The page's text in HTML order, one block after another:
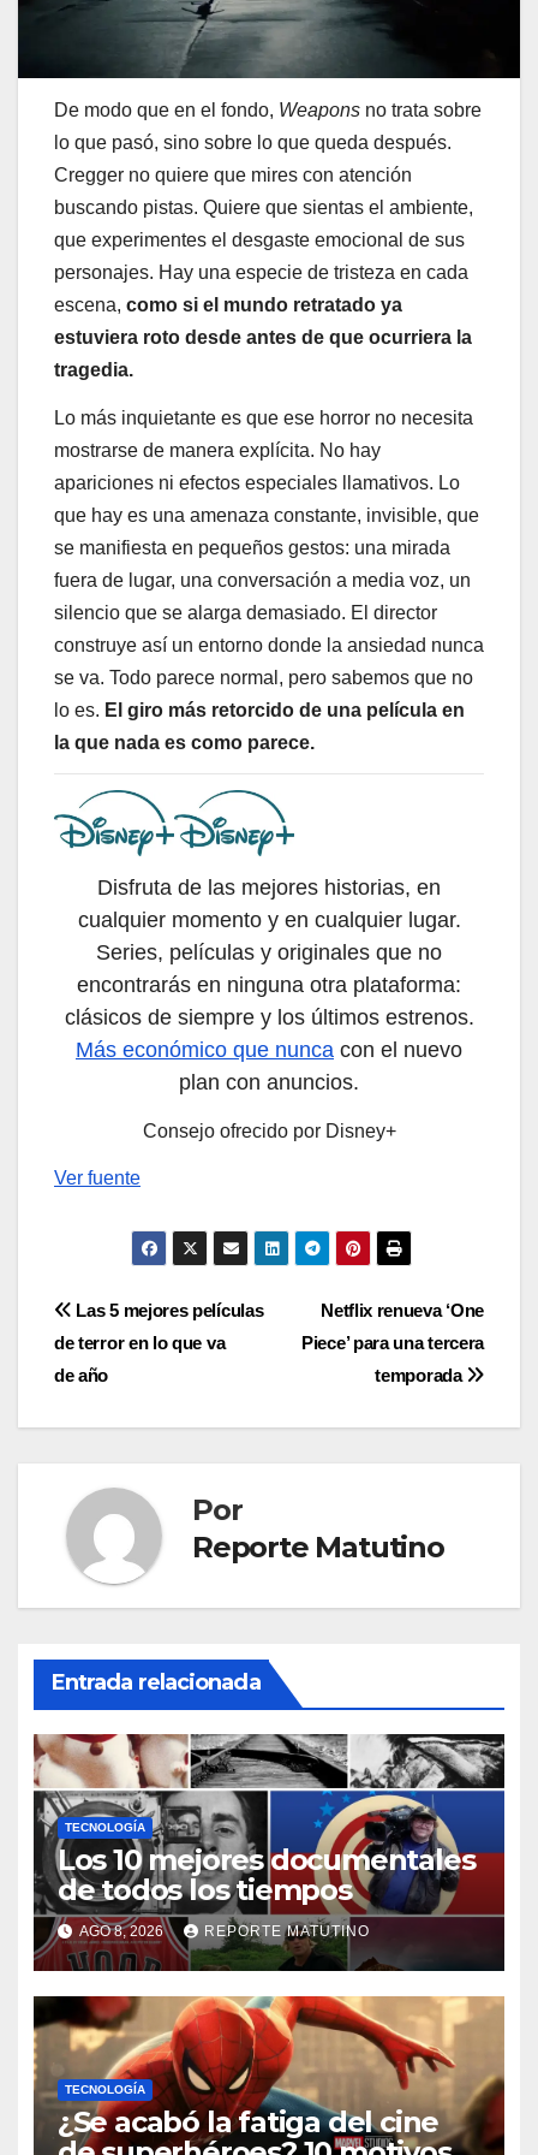
De modo que en el fondo, Weapons no trata sobre
lo que pasó, sino sobre lo que queda después.
Cregger no quiere que mires con atención
buscando pistas. Quiere que sientas el ambiente,
que experimentes el desgaste emocional de sus
personajes. Hay una especie de tristeza en cada
escena, como si el mundo retratado ya
estuviera roto desde antes de que ocurriera la
tragedia.
Lo más inquietante es que ese horror no necesita
mostrarse de manera explícita. No hay
apariciones ni efectos especiales llamativos. Lo
que hay es una amenaza constante, invisible, que
se manifiesta en pequeños gestos: una mirada
fuera de lugar, una conversación a media voz, un
silencio que se alarga demasiado. El director
construye así un entorno donde la ansiedad nunca
se va. Todo parece normal, pero sabemos que no
lo es. El giro más retorcido de una película en
la que nada es como parece.
Disfruta de las mejores historias, en
cualquier momento y en cualquier lugar.
Series, películas y originales que no
encontrarás en ninguna otra plataforma:
clásicos de siempre y los últimos estrenos.
Más económico que nunca con el nuevo
plan con anuncios.
Consejo ofrecido por Disney+
Ver fuente
Navegación
de
entradas
Netflix renueva ‘One
Piece’ para una tercera
temporada
Las 5 mejores películas
de terror en lo que va
de año
Por
Reporte Matutino
Entrada relacionada
TECNOLOGÍA
Los 10 mejores documentales
de todos los tiempos
AGO 8, 2026 REPORTE MATUTINO
TECNOLOGÍA
¿Se acabó la fatiga del cine